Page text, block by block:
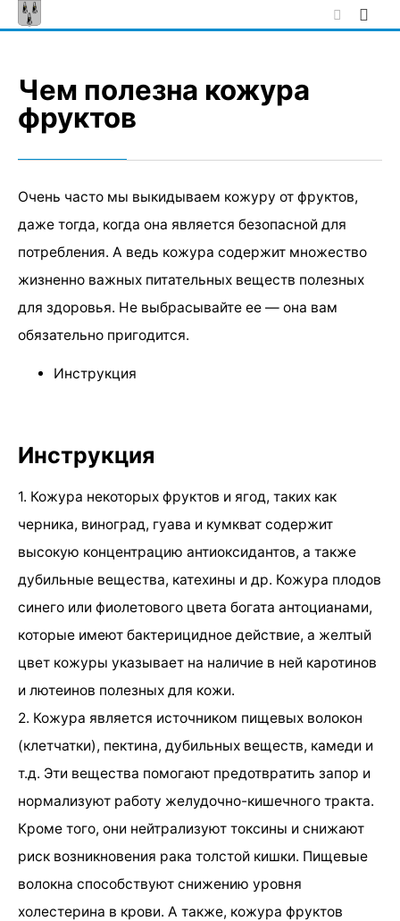
Skip
to
Чем полезна кожура
фруктов
Очень часто мы выкидываем кожуру от фруктов,
даже тогда, когда она является безопасной для
потребления. А ведь кожура содержит множество
жизненно важных питательных веществ полезных
для здоровья. Не выбрасывайте ее — она вам
обязательно пригодится.
Инструкция
Инструкция
1. Кожура некоторых фруктов и ягод, таких как
черника, виноград, гуава и кумкват содержит
высокую концентрацию антиоксидантов, а также
дубильные вещества, катехины и др. Кожура плодов
синего или фиолетового цвета богата антоцианами,
которые имеют бактерицидное действие, а желтый
цвет кожуры указывает на наличие в ней каротинов
и лютеинов полезных для кожи.
2. Кожура является источником пищевых волокон
(клетчатки), пектина, дубильных веществ, камеди и
т.д. Эти вещества помогают предотвратить запор и
нормализуют работу желудочно-кишечного тракта.
Кроме того, они нейтрализуют токсины и снижают
риск возникновения рака толстой кишки. Пищевые
волокна способствуют снижению уровня
холестерина в крови. А также, кожура фруктов